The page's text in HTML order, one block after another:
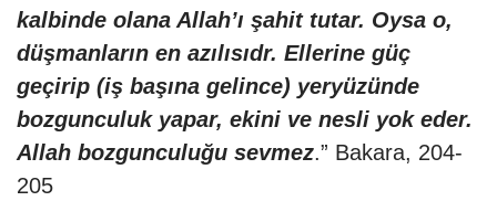
kalbinde olana Allah’ı şahit tutar. Oysa o,
düşmanların en azılısıdr. Ellerine güç
geçirip (iş başına gelince) yeryüzünde
bozgunculuk yapar, ekini ve nesli yok eder.
Allah bozgunculuğu sevmez.” Bakara, 204-
205